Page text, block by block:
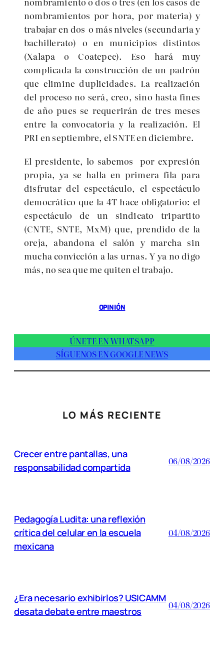
nombramientos por hora, por materia) y
trabajar en dos o más niveles (secundaria y
bachillerato) o en municipios distintos
(Xalapa o Coatepec). Eso hará muy
complicada la construcción de un padrón
que elimine duplicidades. La realización
del proceso no será, creo, sino hasta fines
de año pues se requerirán de tres meses
entre la convocatoria y la realización. El
PRI en septiembre, el SNTE en diciembre.
El presidente, lo sabemos por expresión
propia, ya se halla en primera fila para
disfrutar del espectáculo, el espectáculo
democrático que la 4T hace obligatorio: el
espectáculo de un sindicato tripartito
(CNTE, SNTE, MxM) que, prendido de la
oreja, abandona el salón y marcha sin
mucha convicción a las urnas. Y ya no digo
más, no sea que me quiten el trabajo.
OPINIÓN
ÚNETE EN WHATSAPP
SÍGUENOS EN GOOGLE NEWS
LO MÁS RECIENTE
Crecer entre pantallas, una
responsabilidad compartida
06/08/2026
Pedagogía Ludita: una reflexión
crítica del celular en la escuela
mexicana
04/08/2026
¿Era necesario exhibirlos? USICAMM
desata debate entre maestros
04/08/2026